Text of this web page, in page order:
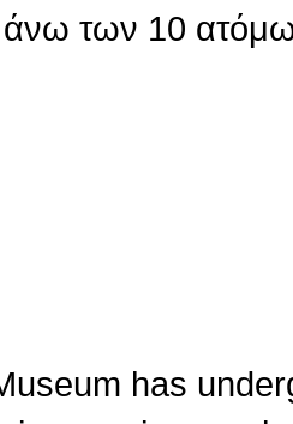
των 10
has